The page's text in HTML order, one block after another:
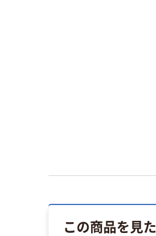
この商品を見